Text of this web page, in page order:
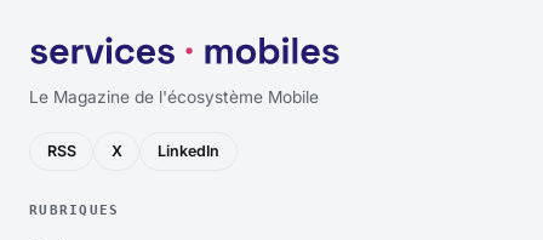
Le Magazine de l'écosystème Mobile
RSS X LinkedIn
RUBRIQUES